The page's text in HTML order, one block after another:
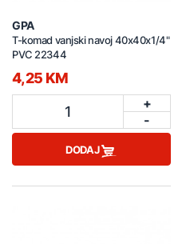
GPA
T-komad vanjski navoj 40x40x1/4"
PVC 22344
4,25 KM
1
+
-
DODAJ